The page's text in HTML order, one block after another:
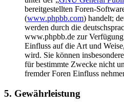
bereitgestellten Foren-
(www.phpbb.com) handelt;
werden durch die
www.phpbb.de zur
Einfluss auf die Art und
wird. Sie können
für bestimmte Zwecke nicht
fremder Foren Einfluss
5. Gewährleistung